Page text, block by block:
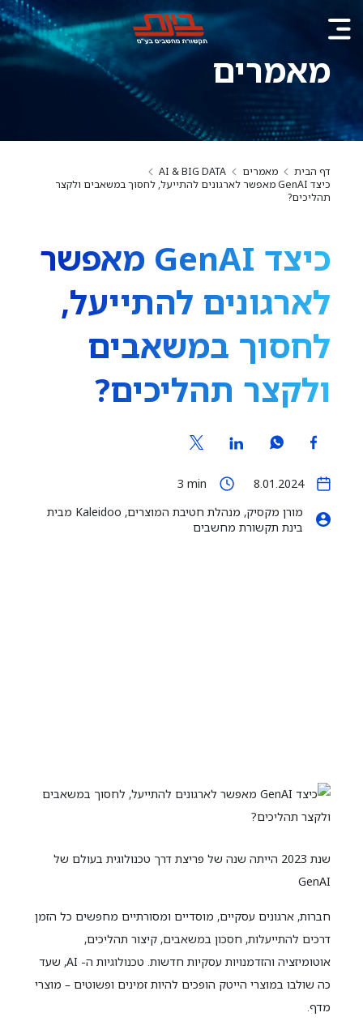
מאמרים
דף הבית מאמרים
AI & BIG DATA
כיצד GenAI מאפשר לארגונים להתייעל, לחסוך במשאבים ולקצר
תהליכים?
כיצד GenAI מאפשר
לארגונים להתייעל,
לחסוך במשאבים
ולקצר תהליכים?
8.01.2024
3 min
מורן מקסיק, מנהלת חטיבת המוצרים, Kaleidoo מבית
בינת תקשורת מחשבים
שנת 2023 הייתה שנה של פריצת דרך טכנולוגית בעולם של
GenAI
חברות, ארגונים עסקיים, מוסדיים ומסורתיים מחפשים כל הזמן
דרכים להתייעלות, חסכון במשאבים, קיצור תהליכים,
אוטומיזציה והזדמנויות עסקיות חדשות. טכנולוגיות ה- AI, שעד
כה שולבו במוצרי הייטק הופכים להיות זמינים ופשוטים – מוצרי
מדף.